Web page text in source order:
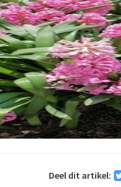
Deel dit artikel: